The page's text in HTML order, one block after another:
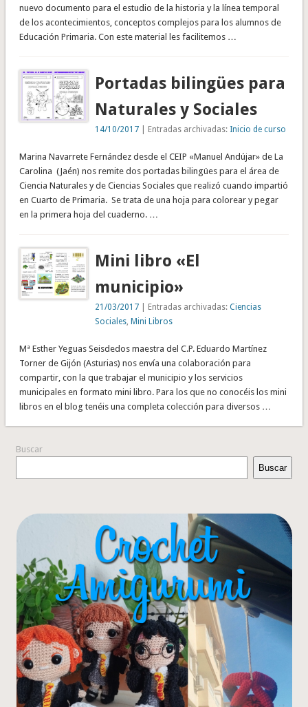
nuevo documento para el estudio de la historia y la línea temporal
de los acontecimientos, conceptos complejos para los alumnos de
Educación Primaria. Con este material les facilitemos …
Portadas bilingües para
Naturales y Sociales
14/10/2017 | Entradas archivadas: Inicio de curso
Marina Navarrete Fernández desde el CEIP «Manuel Andújar» de La
Carolina (Jaén) nos remite dos portadas bilingües para el área de
Ciencia Naturales y de Ciencias Sociales que realizó cuando impartió
en Cuarto de Primaria. Se trata de una hoja para colorear y pegar
en la primera hoja del cuaderno. …
Mini libro «El
municipio»
21/03/2017 | Entradas archivadas:Ciencias
Sociales ,Mini Libros
Mª Esther Yeguas Seisdedos maestra del C.P. Eduardo Martínez
Torner de Gijón (Asturias) nos envía una colaboración para
compartir, con la que trabajar el municipio y los servicios
municipales en formato mini libro. Para los que no conocéis los mini
libros en el blog tenéis una completa colección para diversos …
Buscar
Buscar